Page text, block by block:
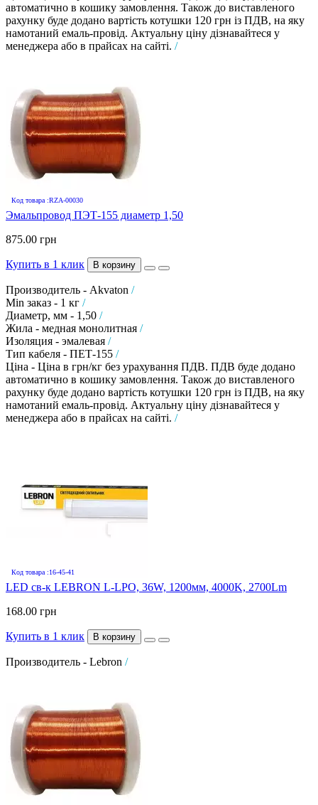
автоматично в кошику замовлення. Також до виставленого
рахунку буде додано вартість котушки 120 грн із ПДВ, на яку
намотаний емаль-провід. Актуальну ціну дізнавайтеся у
менеджера або в прайсах на сайті. /
Код товара :RZA-00030
Эмальпровод ПЭТ-155 диаметр 1,50
875.00 грн
Купить в 1 клик В корзину
Производитель - Akvaton /
Min заказ - 1 кг /
Диаметр, мм - 1,50 /
Жила - медная монолитная /
Изоляция - эмалевая /
Тип кабеля - ПЕТ-155 /
Ціна - Ціна в грн/кг без урахування ПДВ. ПДВ буде додано
автоматично в кошику замовлення. Також до виставленого
рахунку буде додано вартість котушки 120 грн із ПДВ, на яку
намотаний емаль-провід. Актуальну ціну дізнавайтеся у
менеджера або в прайсах на сайті. /
Код товара :16-45-41
LED св-к LEBRON L-LPO, 36W, 1200мм, 4000K, 2700Lm
168.00 грн
Купить в 1 клик В корзину
Производитель - Lebron /